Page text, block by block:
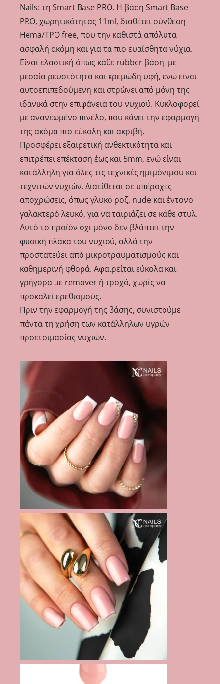
Nails: τη Smart Base PRO. Η βάση Smart Base
PRO, χωρητικότητας 11ml, διαθέτει σύνθεση
Hema/TPO free, που την καθιστά απόλυτα
ασφαλή ακόμη και για τα πιο ευαίσθητα νύχια.
Είναι ελαστική όπως κάθε rubber βάση, με
μεσαία ρευστότητα και κρεμώδη υφή, ενώ είναι
αυτοεπιπεδούμενη και στρώνει από μόνη της
ιδανικά στην επιφάνεια του νυχιού. Κυκλοφορεί
με ανανεωμένο πινέλο, που κάνει την εφαρμογή
της ακόμα πιο εύκολη και ακριβή.
Προσφέρει εξαιρετική ανθεκτικότητα και
επιτρέπει επέκταση έως και 5mm, ενώ είναι
κατάλληλη για όλες τις τεχνικές ημιμόνιμου και
τεχνιτών νυχιών. Διατίθεται σε υπέροχες
αποχρώσεις, όπως γλυκό ροζ, nude και έντονο
γαλακτερό λευκό, για να ταιριάζει σε κάθε στυλ.
Αυτό το προϊόν όχι μόνο δεν βλάπτει την
φυσική πλάκα του νυχιού, αλλά την
προστατεύει από μικροτραυματισμούς και
καθημερινή φθορά. Αφαιρείται εύκολα και
γρήγορα με remover ή τροχό, χωρίς να
προκαλεί ερεθισμούς.
Πριν την εφαρμογή της βάσης, συνιστούμε
πάντα τη χρήση των κατάλληλων υγρών
προετοιμασίας νυχιών.